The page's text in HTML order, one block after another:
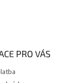
PRO VÁS